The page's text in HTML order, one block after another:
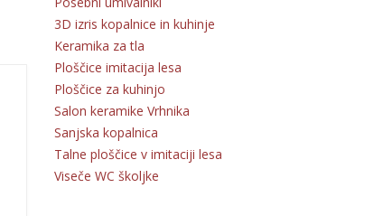
3D izris kopalnice in kuhinje
Keramika za tla
Ploščice imitacija lesa
Ploščice za kuhinjo
Salon keramike Vrhnika
Sanjska kopalnica
Talne ploščice v imitaciji lesa
Viseče WC školjke